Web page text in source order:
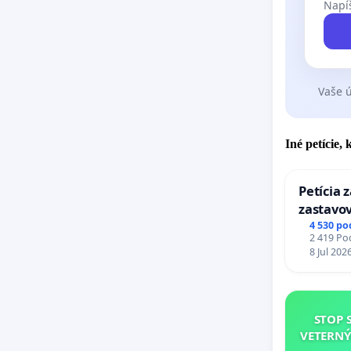
Vaše
Iné petície,
Petícia
Expres
stanici
4 530
2 419
8 Jul
STOP